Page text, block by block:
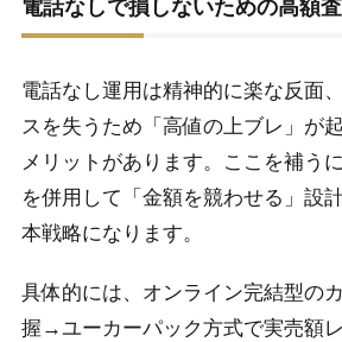
電話なしで損しないための高額
電話なし運用は精神的に楽な反面
スを失うため「高値の上ブレ」が
メリットがあります。ここを補う
を併用して「金額を競わせる」設
本戦略になります。
具体的には、オンライン完結型の
握→ユーカーパック方式で実売額